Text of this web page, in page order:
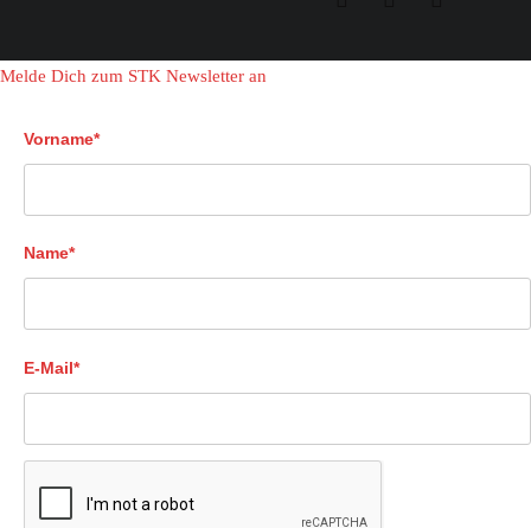
Melde Dich zum STK Newsletter an
Vorname*
Name*
E-Mail*